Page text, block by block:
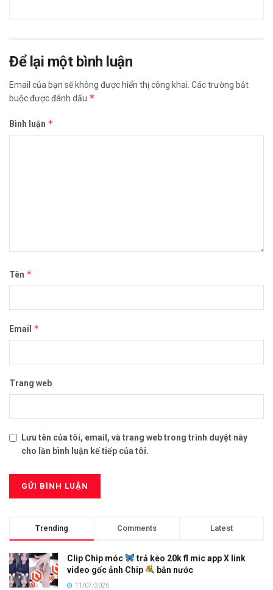
Để lại một bình luận
Email của bạn sẽ không được hiển thị công khai. Các trường bắt
buộc được đánh dấu *
Bình luận *
Tên *
Email *
Trang web
Lưu tên của tôi, email, và trang web trong trình duyệt này
cho lần bình luận kế tiếp của tôi.
Trending Comments Latest
Clip Chip móc
trả kèo 20k fl mic app X link
video gốc ảnh Chip
bắn nước
11/07/2026